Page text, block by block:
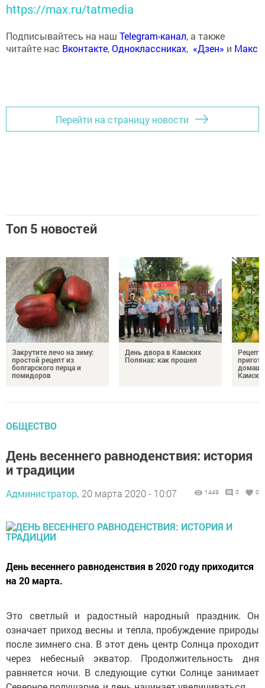
https://max.ru/tatmedia
Подписывайтесь на наш Telegram-канал, а также
читайте нас Вконтакте,Одноклассниках, «Дзен» и Макс
Перейти на страницу новости
Топ 5 новостей
Закрутите лечо на зиму:
простой рецепт из
болгарского перца и
помидоров
День двора в Камских
Полянах: как прошел
ОБЩЕСТВО
День весеннего равноденствия: история
и традиции
Администратор, 20 марта 2020 - 10:07 1449 0 0
День весеннего равноденствия в 2020 году приходится
на 20 марта.
Это светлый и радостный народный праздник. Он
означает приход весны и тепла, пробуждение природы
после зимнего сна. В этот день центр Солнца проходит
через небесный экватор. Продолжительность дня
равняется ночи. В следующие сутки Солнце занимает